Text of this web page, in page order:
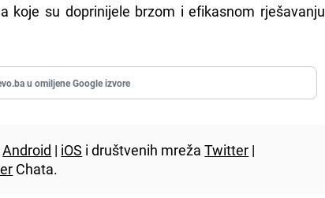
koje su doprinijele brzom i efikasnom rješavanju
u omiljene Google izvore
Android | iOS i društvenih mrežaTwitter |
Chata.